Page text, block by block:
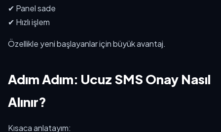
✔ Panel sade
✔ Hızlı işlem
Özellikle yeni başlayanlar için büyük avantaj.
Adım Adım: Ucuz SMS Onay Nasıl
Alınır?
Kısaca anlatayım: